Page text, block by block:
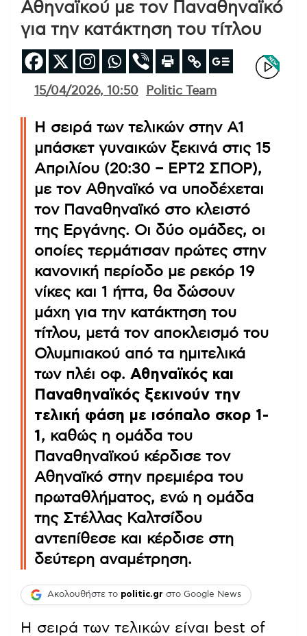
Αθηναϊκού με τον Παναθηναϊκό
για την κατάκτηση του τίτλου
15/04/2026, 10:50 Politic Team
Η σειρά των τελικών στην Α1
μπάσκετ γυναικών ξεκινά στις 15
Απριλίου (20:30 – ΕΡΤ2 ΣΠΟΡ),
με τον Αθηναϊκό να υποδέχεται
τον Παναθηναϊκό στο κλειστό
της Εργάνης. Οι δύο ομάδες, οι
οποίες τερμάτισαν πρώτες στην
κανονική περίοδο με ρεκόρ 19
νίκες και 1 ήττα, θα δώσουν
μάχη για την κατάκτηση του
τίτλου, μετά τον αποκλεισμό του
Ολυμπιακού από τα ημιτελικά
των πλέι οφ. Αθηναϊκός και
Παναθηναϊκός ξεκινούν την
τελική φάση με ισόπαλο σκορ 1-
1 , καθώς η ομάδα του
Παναθηναϊκού κέρδισε τον
Αθηναϊκό στην πρεμιέρα του
πρωταθλήματος, ενώ η ομάδα
της Στέλλας Καλτσίδου
αντεπίθεσε και κέρδισε στη
δεύτερη αναμέτρηση.
Ακολουθήστε το politic.gr στο Google News
Η σειρά των τελικών είναι best of